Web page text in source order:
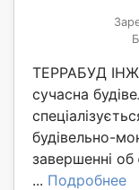
ТЕРРАБУД
сучасна
будівельно-
завершенні об
... Подробнее